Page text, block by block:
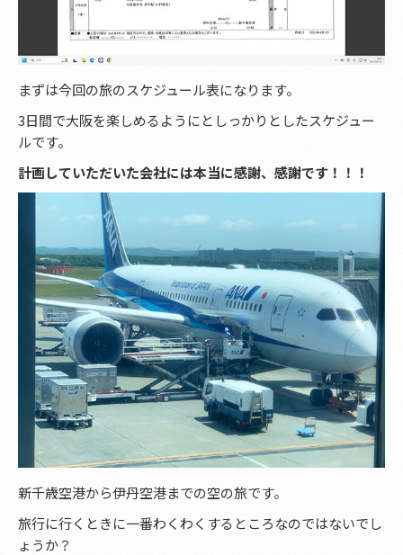
まずは今回の旅のスケジュール表になります。
3日間で大阪を楽しめるようにとしっかりとしたスケジュー
ルです。
計画していただいた会社には本当に感謝、感謝です！！！
新千歳空港から伊丹空港までの空の旅です。
旅行に行くときに一番わくわくするところなのではないでし
ょうか？